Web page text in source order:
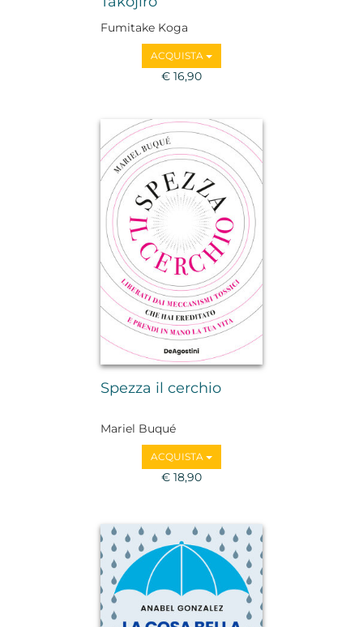
Fumitake Koga
ACQUISTA
€ 16,90
Spezza il cerchio
Mariel Buqué
ACQUISTA
€ 18,90